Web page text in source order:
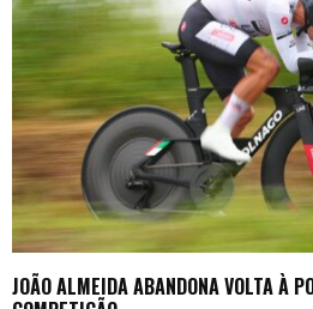
JOÃO ALMEIDA ABANDONA VOLTA À